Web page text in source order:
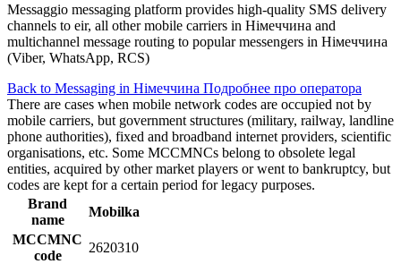
Messaggio messaging platform provides high-quality SMS delivery
channels to eir, all other mobile carriers in Німеччина and
multichannel message routing to popular messengers in Німеччина
(Viber, WhatsApp, RCS)
Back to Messaging in Німеччина Подробнее про оператора
There are cases when mobile network codes are occupied not by
mobile carriers, but government structures (military, railway, landline
phone authorities), fixed and broadband internet providers, scientific
organisations, etc. Some MCCMNCs belong to obsolete legal
entities, acquired by other market players or went to bankruptcy, but
codes are kept for a certain period for legacy purposes.
Brand
name
Mobilka
MCCMNC
code
2620310